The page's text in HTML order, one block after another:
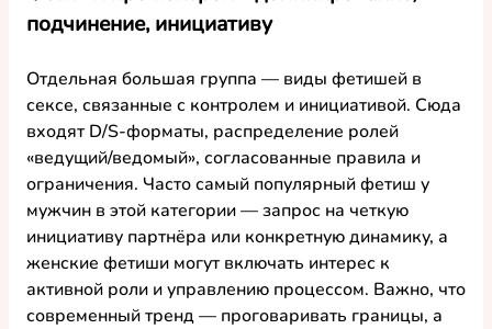
подчинение, инициативу
Отдельная большая группа — виды фетишей в
сексе, связанные с контролем и инициативой. Сюда
входят D/S-форматы, распределение ролей
«ведущий/ведомый», согласованные правила и
ограничения. Часто самый популярный фетиш у
мужчин в этой категории — запрос на четкую
женские фетиши могут включать интерес к
активной роли и управлению процессом. Важно, что
современный тренд — проговаривать границы, а